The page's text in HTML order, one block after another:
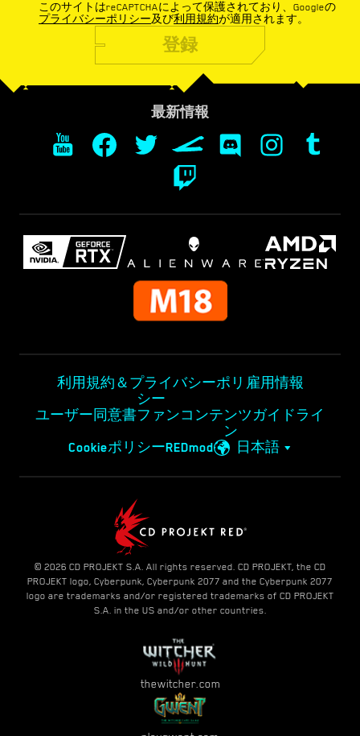
このサイトはreCAPTCHAによって保護されており、Googleの
プライバシーポリシー及び利用規約が適用されます。
登録
最新情報
利用規約＆プライバシーポリ
シー
雇用情報
ユーザー同意書ファンコンテンツガイドライ
ン
CookieポリシーREDmod 日本語
© 2026 CD PROJEKT S.A. All rights reserved. CD PROJEKT, the CD
PROJEKT logo, Cyberpunk, Cyberpunk 2077 and the Cyberpunk 2077
logo are trademarks and/or registered trademarks of CD PROJEKT
S.A. in the US and/or other countries.
thewitcher.com